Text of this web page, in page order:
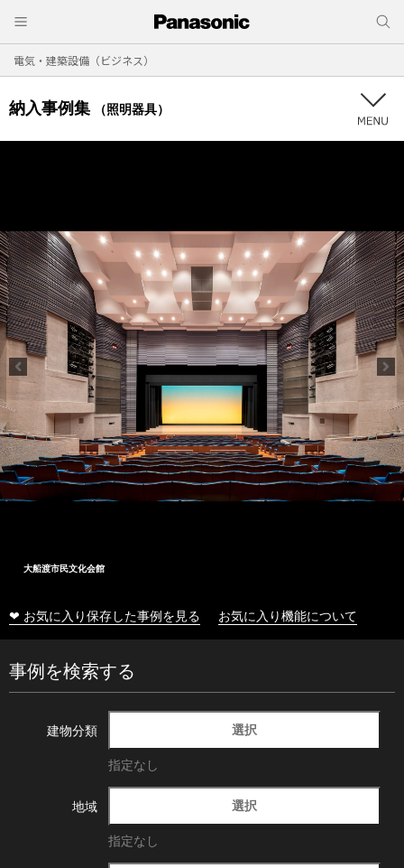
電気・建築設備（ビジネス）
納入事例集 （照明器具）
大船渡市民文化会館
❤ お気に入り保存した事例を見る お気に入り機能について
事例を検索する
建物分類 選択
指定なし
地域 選択
指定なし